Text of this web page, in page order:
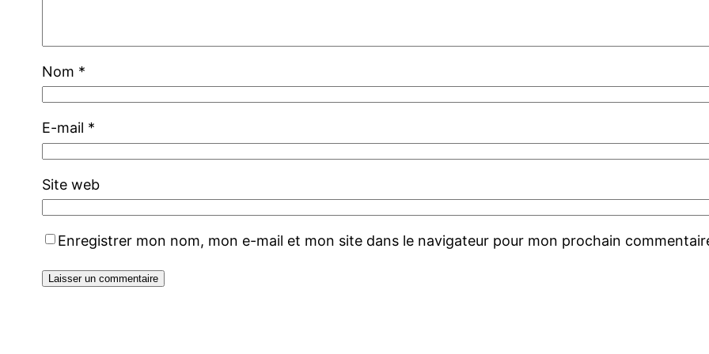
Nom *
E-mail *
Site web
Enregistrer mon nom, mon e-mail et mon site dans le navigateur pour mon prochain